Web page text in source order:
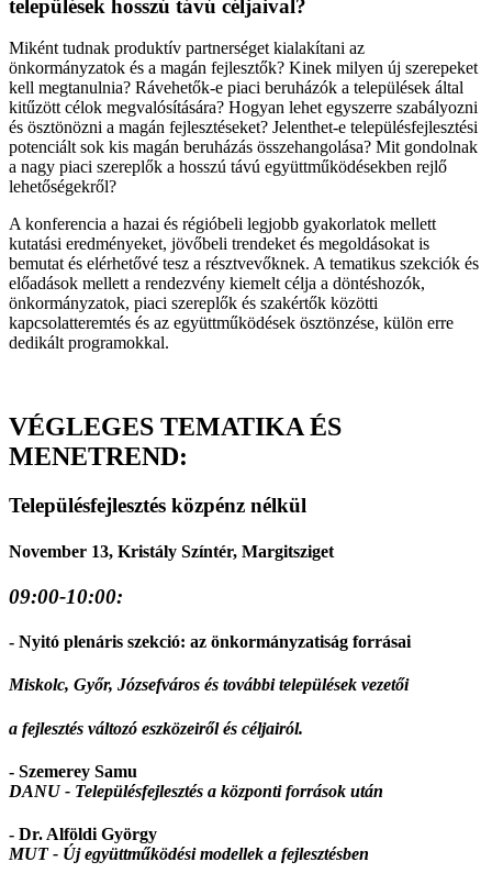
települések hosszú távú céljaival?
Miként tudnak produktív partnerséget kialakítani az
önkormányzatok és a magán fejlesztők? Kinek milyen új szerepeket
kell megtanulnia? Rávehetők-e piaci beruházók a települések által
kitűzött célok megvalósítására? Hogyan lehet egyszerre szabályozni
és ösztönözni a magán fejlesztéseket? Jelenthet-e településfejlesztési
potenciált sok kis magán beruházás összehangolása? Mit gondolnak
a nagy piaci szereplők a hosszú távú együttműködésekben rejlő
lehetőségekről?
A konferencia a hazai és régióbeli legjobb gyakorlatok mellett
kutatási eredményeket, jövőbeli trendeket és megoldásokat is
bemutat és elérhetővé tesz a résztvevőknek. A tematikus szekciók és
előadások mellett a rendezvény kiemelt célja a döntéshozók,
önkormányzatok, piaci szereplők és szakértők közötti
kapcsolatteremtés és az együttműködések ösztönzése, külön erre
dedikált programokkal.
VÉGLEGES TEMATIKA ÉS
MENETREND:
Településfejlesztés közpénz nélkül
November 13, Kristály Színtér, Margitsziget
09:00-10:00:
- Nyitó plenáris szekció: az önkormányzatiság forrásai
Miskolc, Győr, Józsefváros és további települések vezetői
a fejlesztés változó eszközeiről és céljairól.
- Szemerey Samu
DANU - Településfejlesztés a központi források után
- Dr. Alföldi György
MUT - Új együttműködési modellek a fejlesztésben